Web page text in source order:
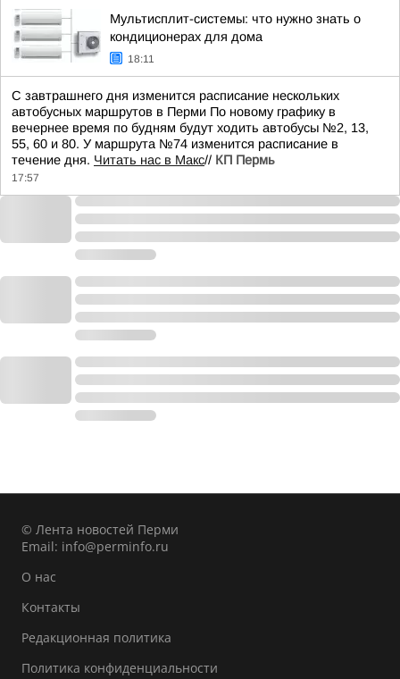
Мультисплит-системы: что нужно знать о
кондиционерах для дома
18:11
С завтрашнего дня изменится расписание нескольких
автобусных маршрутов в Перми По новому графику в
вечернее время по будням будут ходить автобусы №2, 13,
55, 60 и 80. У маршрута №74 изменится расписание в
течение дня. Читать нас в Макс// КП Пермь
17:57
© Лента новостей Перми
Email: info@perminfo.ru
О нас
Контакты
Редакционная политика
Политика конфиденциальности